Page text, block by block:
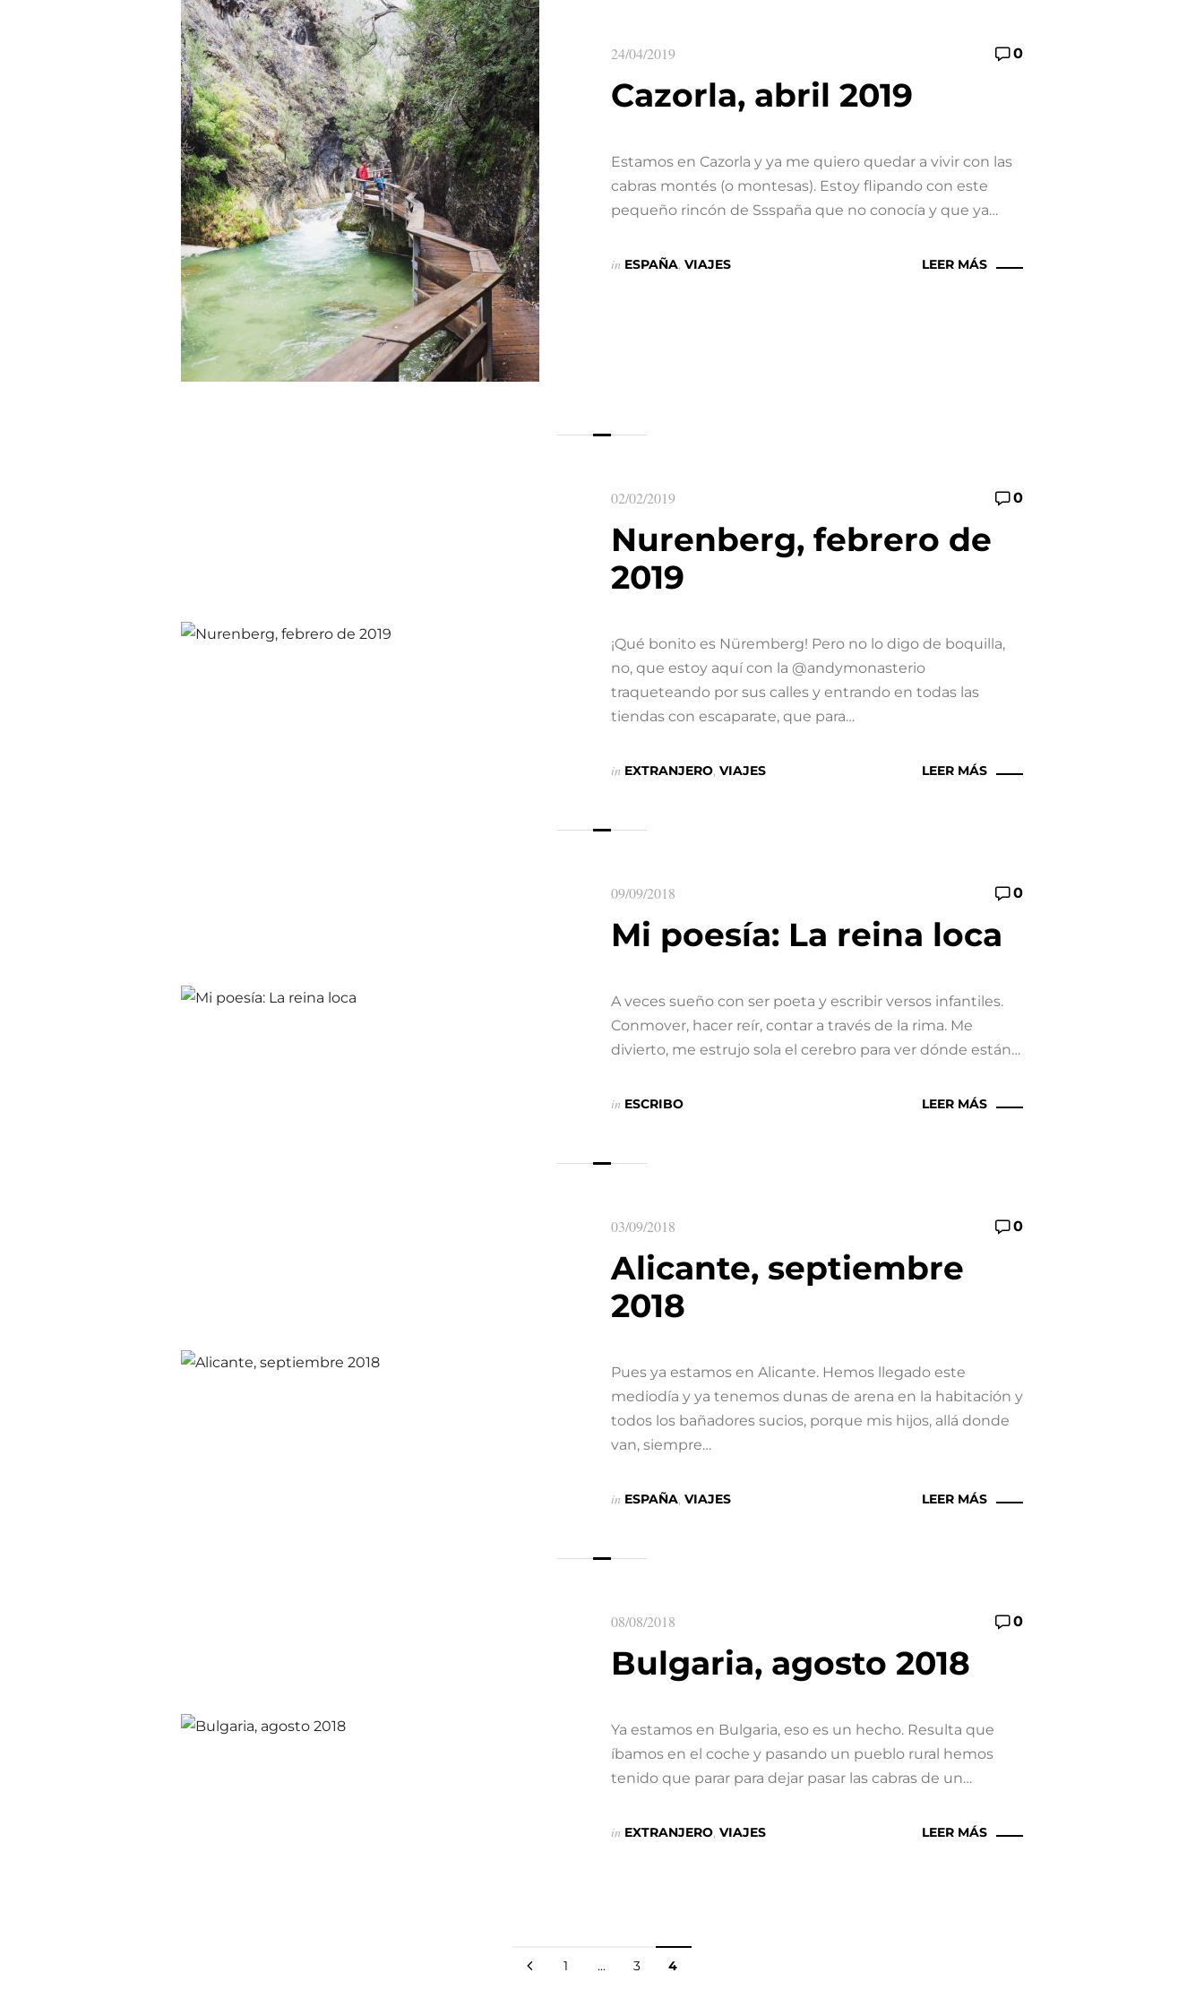
24/04/2019 0
Cazorla, abril 2019
Estamos en Cazorla y ya me quiero quedar a vivir con las
cabras montés (o montesas). Estoy flipando con este
pequeño rincón de Ssspaña que no conocía y que ya…
in ESPAÑA, VIAJES LEER MÁS
02/02/2019 0
Nurenberg, febrero de
2019
¡Qué bonito es Nüremberg! Pero no lo digo de boquilla,
no, que estoy aquí con la @andymonasterio
traqueteando por sus calles y entrando en todas las
tiendas con escaparate, que para…
in EXTRANJERO, VIAJES LEER MÁS
09/09/2018 0
Mi poesía: La reina loca
A veces sueño con ser poeta y escribir versos infantiles.
Conmover, hacer reír, contar a través de la rima. Me
divierto, me estrujo sola el cerebro para ver dónde están…
in ESCRIBO LEER MÁS
03/09/2018 0
Alicante, septiembre
2018
Pues ya estamos en Alicante. Hemos llegado este
mediodía y ya tenemos dunas de arena en la habitación y
todos los bañadores sucios, porque mis hijos, allá donde
van, siempre…
in ESPAÑA, VIAJES LEER MÁS
08/08/2018 0
Bulgaria, agosto 2018
Ya estamos en Bulgaria, eso es un hecho. Resulta que
íbamos en el coche y pasando un pueblo rural hemos
tenido que parar para dejar pasar las cabras de un…
in EXTRANJERO, VIAJES LEER MÁS
1 … 3 4